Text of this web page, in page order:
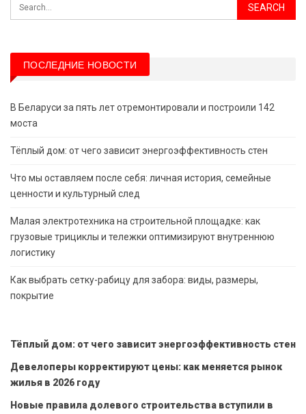
ПОСЛЕДНИЕ НОВОСТИ
В Беларуси за пять лет отремонтировали и построили 142
моста
Тёплый дом: от чего зависит энергоэффективность стен
Что мы оставляем после себя: личная история, семейные
ценности и культурный след
Малая электротехника на строительной площадке: как
грузовые трициклы и тележки оптимизируют внутреннюю
логистику
Как выбрать сетку-рабицу для забора: виды, размеры,
покрытие
Тёплый дом: от чего зависит энергоэффективность стен
Девелоперы корректируют цены: как меняется рынок
жилья в 2026 году
Новые правила долевого строительства вступили в